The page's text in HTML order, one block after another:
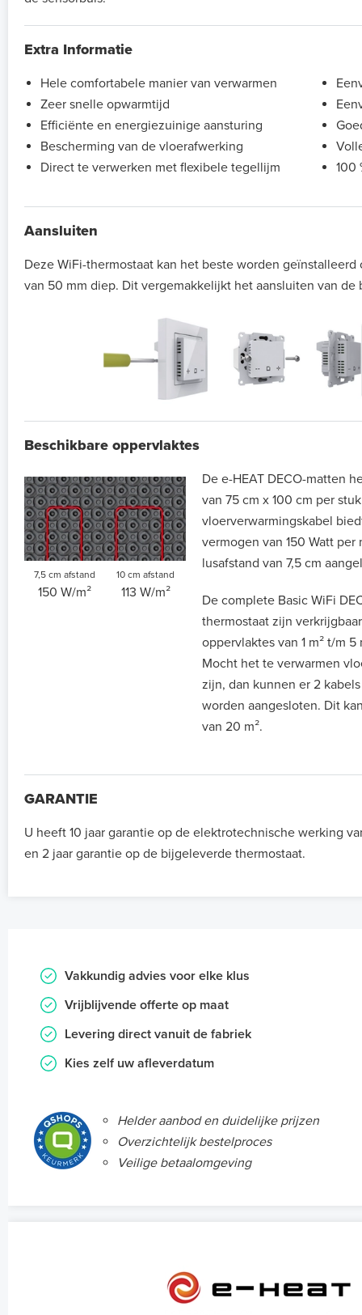
Extra Informatie
Hele comfortabele manier van verwarmen
Zeer snelle opwarmtijd
Efficiënte en energiezuinige aansturing
Bescherming van de vloerafwerking
Direct te verwerken met flexibele tegellijm
100
Aansluiten
Deze WiFi-thermostaat kan het beste worden
van 50 mm diep. Dit vergemakkelijkt het aansluiten van de
Beschikbare oppervlaktes
7,5 cm afstand
150 W/m²
10 cm afstand
113 W/m²
De e-HEAT DECO-matten
van 75 cm x 100 cm per
vloerverwarmingskabel
vermogen van 150 Watt per
lusafstand van 7,5 cm
De complete Basic WiFi
thermostaat zijn
oppervlaktes van 1 m² t/m 5
Mocht het te verwarmen
zijn, dan kunnen er 2
worden aangesloten. Dit
van 20 m².
GARANTIE
U heeft 10 jaar garantie op de elektrotechnische werking
en 2 jaar garantie op de bijgeleverde thermostaat.
Vakkundig advies voor elke klus
Vrijblijvende offerte op maat
Levering direct vanuit de fabriek
Kies zelf uw afleverdatum
Helder aanbod en duidelijke prijzen
Overzichtelijk bestelproces
Veilige betaalomgeving